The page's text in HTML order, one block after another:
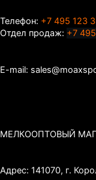
Телефон: +7 495 123
Отдел продаж: +7
E-mail:
МЕЛКООПТОВЫЙ
Адрес: 141070, г.